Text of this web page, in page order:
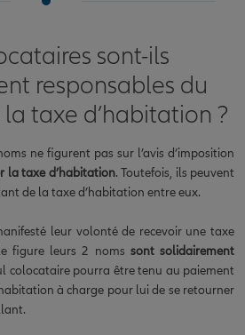
sont-ils
responsables du
taxe d’habitation ?
ne figurent pas sur l’avis d’imposition
la taxe d’habitation. Toutefois, ils peuvent
de la taxe d’habitation entre eux.
leur volonté de recevoir une taxe
figure leurs 2 noms sont solidairement
colocataire pourra être tenu au paiement
à charge pour lui de se retourner